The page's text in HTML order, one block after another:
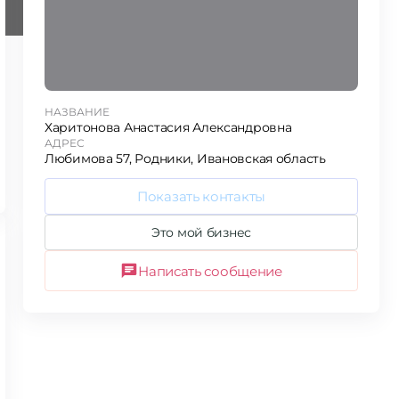
НАЗВАНИЕ
Харитонова Анастасия Александровна
АДРЕС
Любимова 57, Родники, Ивановская область
Показать контакты
Это мой бизнес
Написать сообщение